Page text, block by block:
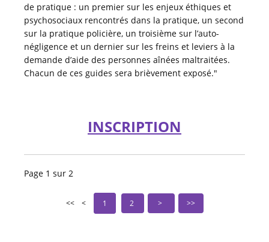
de pratique : un premier sur les enjeux éthiques et
psychosociaux rencontrés dans la pratique, un second
sur la pratique policière, un troisième sur l’auto-
négligence et un dernier sur les freins et leviers à la
demande d’aide des personnes aînées maltraitées.
Chacun de ces guides sera brièvement exposé."
INSCRIPTION
Page 1 sur 2
1 2